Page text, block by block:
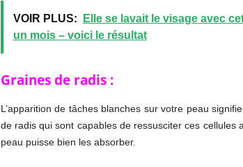
VOIR PLUS:
Elle se lavait le visage avec
un mois – voici le résultat
Graines de radis :
L’apparition de tâches blanches sur votre peau
de radis qui sont capables de ressusciter ces cellules
peau puisse bien les absorber.